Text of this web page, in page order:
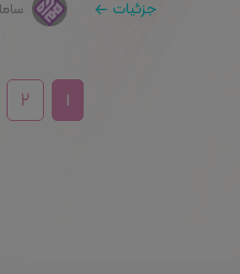
جزئیات
۱ ۲